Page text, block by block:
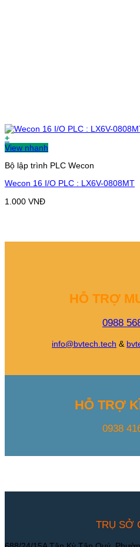
+
View nhanh
Bộ lập trình PLC Wecon
Wecon 16 I/O PLC : LX6V-0808MT
1.000 VNĐ
HỖ TRỢ
0988
info@bvtech.tech &
HỖ TRỢ
0938
TRỤ SỞ